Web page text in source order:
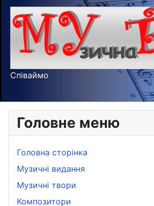
Співаймо
Головне меню
Головна сторінка
Музичні видання
Музичні твори
Композитори